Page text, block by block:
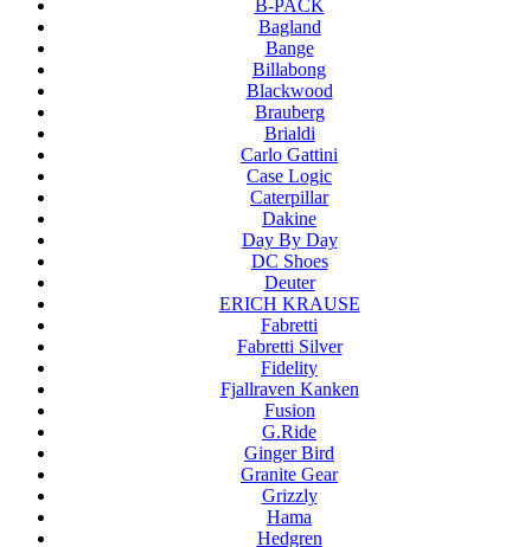
B-PACK
Bagland
Bange
Billabong
Blackwood
Brauberg
Brialdi
Carlo Gattini
Case Logic
Caterpillar
Dakine
Day By Day
DC Shoes
Deuter
ERICH KRAUSE
Fabretti
Fabretti Silver
Fidelity
Fjallraven Kanken
Fusion
G.Ride
Ginger Bird
Granite Gear
Grizzly
Hama
Hedgren